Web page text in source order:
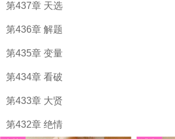
第437章 天选
第436章 解题
第435章 变量
第434章 看破
第433章 大贤
第432章 绝情